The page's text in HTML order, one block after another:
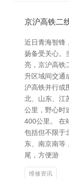
京沪高铁二
近日青海智锋
扬备受关心。
亮，京沪高铁
升区域间交通
沪高铁并行或
北、山东、江
公里，野心时
400公里。 在
包括但不限于
东、南京南等
尾，方便游
维修资讯